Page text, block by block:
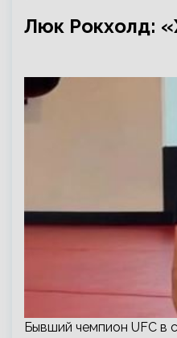
Люк Рокхолд:
Бывший чемпион UFC в